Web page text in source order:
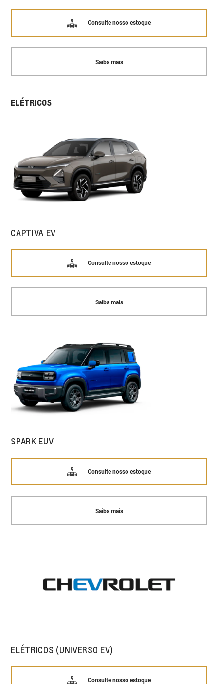
Consulte nosso estoque
Saiba mais
ELÉTRICOS
CAPTIVA EV
Consulte nosso estoque
Saiba mais
SPARK EUV
Consulte nosso estoque
Saiba mais
ELÉTRICOS (UNIVERSO EV)
Consulte nosso estoque